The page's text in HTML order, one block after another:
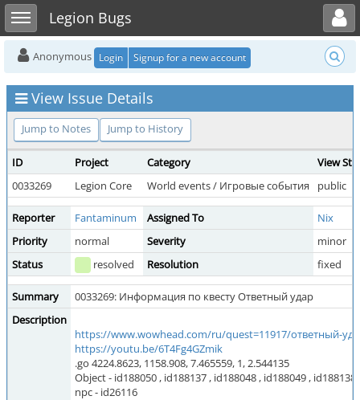
Toggle sidebarLegion Bugs
Toggle user menu
Anonymous Login Signup for a new account
View Issue Details
Jump to Notes Jump to History
ID Project Category
View
0033269
Legion Core World events / Игровые события public
Reporter Fantaminum Assigned To
Nix
Priority
normal Severity
minor
Status
resolved Resolution fixed
Summary
0033269: Информация по квесту Ответный удар
Description
https://www.wowhead.com/ru/quest=11917/ответный-
https://youtu.be/6T4Fg4GZmik
.go 4224.8623, 1158.908, 7.465559, 1, 2.544135
Object - id188050 , id188137 , id188048 , id188049 , id188138
npc - id26116